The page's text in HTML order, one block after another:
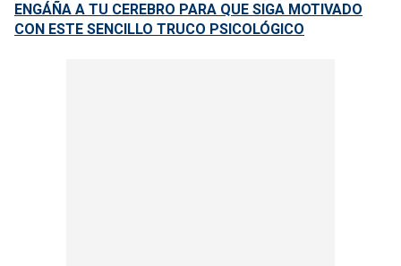
ENGÁÑA A TU CEREBRO PARA QUE SIGA MOTIVADO
CON ESTE SENCILLO TRUCO PSICOLÓGICO